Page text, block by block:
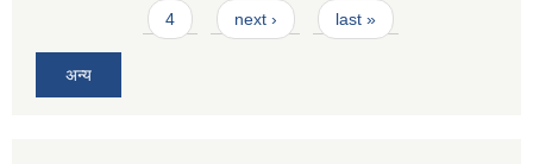
4 next › last »
अन्य